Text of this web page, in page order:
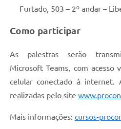
Furtado, 503 – 2º andar –
Como participar
As palestras serão
Microsoft Teams, com acesso
celular conectado à internet.
realizadas pelo site
Mais informações: cursos-